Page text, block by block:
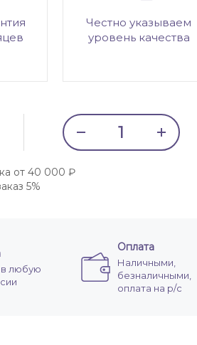
Честно указываем
уровень качества
от 40 000 ₽
5%
в любую
Оплата
Наличными,
безналичными,
оплата на р/с